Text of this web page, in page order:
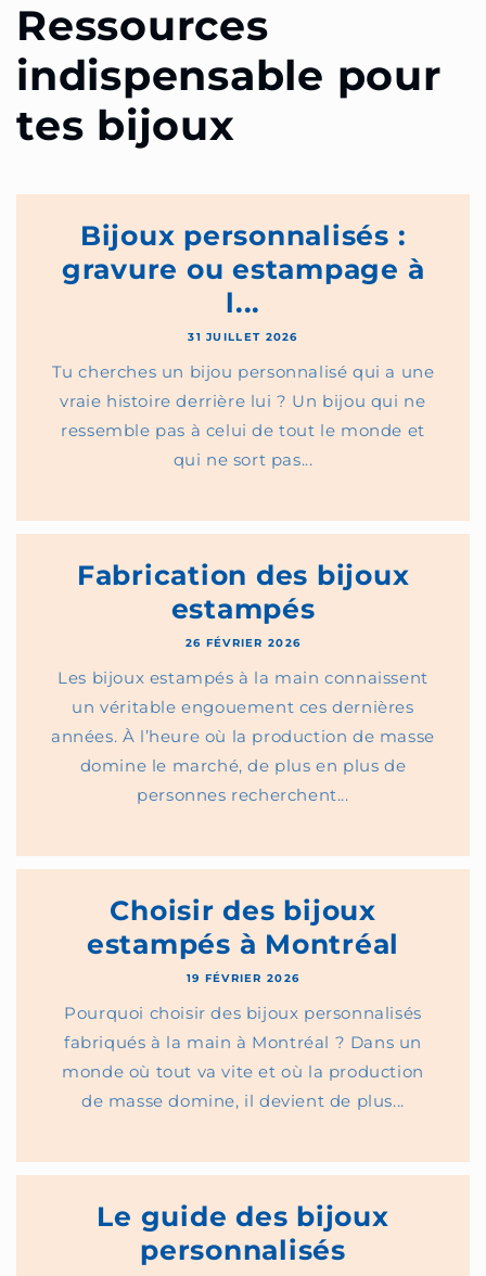
Ressources
indispensable pour
tes bijoux
Bijoux personnalisés :
gravure ou estampage à
l...
31 JUILLET 2026
Tu cherches un bijou personnalisé qui a une
vraie histoire derrière lui ? Un bijou qui ne
ressemble pas à celui de tout le monde et
qui ne sort pas...
Fabrication des bijoux
estampés
26 FÉVRIER 2026
Les bijoux estampés à la main connaissent
un véritable engouement ces dernières
années. À l’heure où la production de masse
domine le marché, de plus en plus de
personnes recherchent...
Choisir des bijoux
estampés à Montréal
19 FÉVRIER 2026
Pourquoi choisir des bijoux personnalisés
fabriqués à la main à Montréal ? Dans un
monde où tout va vite et où la production
de masse domine, il devient de plus...
Le guide des bijoux
personnalisés